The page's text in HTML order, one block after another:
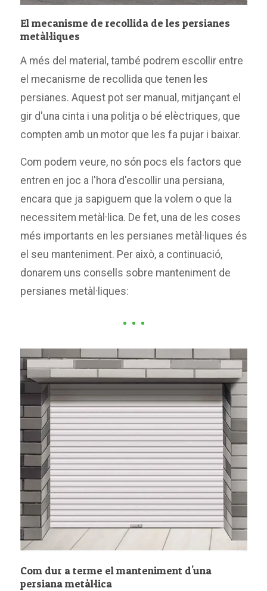
El mecanisme de recollida de les persianes
metàl·liques
A més del material, també podrem escollir entre
el mecanisme de recollida que tenen les
persianes. Aquest pot ser manual, mitjançant el
gir d'una cinta i una politja o bé elèctriques, que
compten amb un motor que les fa pujar i baixar.
Com podem veure, no són pocs els factors que
entren en joc a l'hora d'escollir una persiana,
encara que ja sapiguem que la volem o que la
necessitem metàl·lica. De fet, una de les coses
més importants en les persianes metàl·liques és
el seu manteniment. Per això, a continuació,
donarem uns consells sobre manteniment de
persianes metàl·liques:
Com dur a terme el manteniment d'una
persiana metàl·lica